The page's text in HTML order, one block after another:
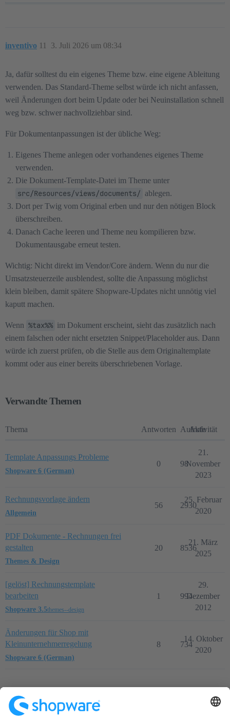
inventivo 3. Juli 2026 um 08:34
11
Ja, dafür solltest du ein eigenes Theme bzw. eine eigene Ableitung
verwenden. Das Standard-Theme selbst würde ich nicht anfassen,
weil Änderungen dort beim Update oder bei Neuinstallation schnell
weg bzw. schwer nachvollziehbar sind.
Für Dokumentanpassungen ist der übliche Weg:
Eigenes Theme anlegen oder vorhandenes eigenes Theme
verwenden.
Die Dokument-Template-Datei im Theme unter
src/Resources/views/documents/ ablegen.
Dort per Twig vom Original erben und nur den nötigen Block
überschreiben.
Danach Cache leeren und Theme neu kompilieren bzw.
Dokumentausgabe erneut testen.
Wichtig: Nicht direkt im Vendor/Core ändern. Wenn du nur die
Umsatzsteuerzeile ausblendest, sollte die Anpassung möglichst
klein bleiben, damit spätere Shopware-Updates nicht unnötig viel
kaputt machen.
Wenn %tax%% im Dokument erscheint, sieht das zusätzlich nach
einem falschen oder nicht ersetzten Snippet/Placeholder aus. Dann
würde ich zuerst prüfen, ob die Stelle aus dem Originaltemplate
kommt oder aus einer bereits überschriebenen Vorlage.
Verwandte Themen
Thema Antworten Aufrufe
Aktivität
Template Anpassungs Probleme
Shopware 6 (German)
0 98
21.
November
2023
Rechnungsvorlage ändern
Allgemein
56 2930
25. Februar
2020
PDF Dokumente - Rechnungen frei
gestalten
Themes & Design
20 8536
21. März
2025
[gelöst] Rechnungstemplate
bearbeiten
Shopware 3.5themes--design
1 994
29.
Dezember
2012
Änderungen für Shop mit
Kleinunternehmerregelung
Shopware 6 (German)
8 734
14. Oktober
2020